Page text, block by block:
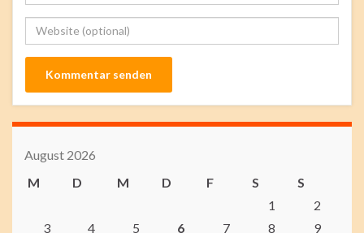
August 2026
M
D M D F S
S
1
2
3
4 5 6 7 8
9